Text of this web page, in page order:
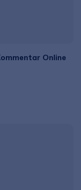
Online